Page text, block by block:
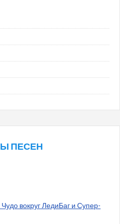
ПЕСЕН
Чудо вокруг ЛедиБаг и Супер-